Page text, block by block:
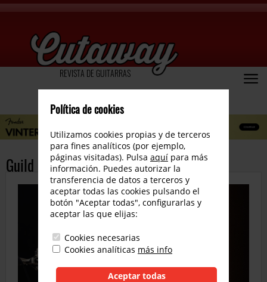
REVISTA DE GUITARRAS
Guild Starfire I Jet 90
Política de cookies
Utilizamos cookies propias y de terceros
para fines analíticos (por ejemplo,
páginas visitadas). Pulsa aquí para más
información. Puedes autorizar la
transferencia de datos a terceros y
aceptar todas las cookies pulsando el
botón "Aceptar todas", configurarlas y
aceptar las que elijas:
Cookies necesarias
Cookies analíticas más info
Aceptar todas